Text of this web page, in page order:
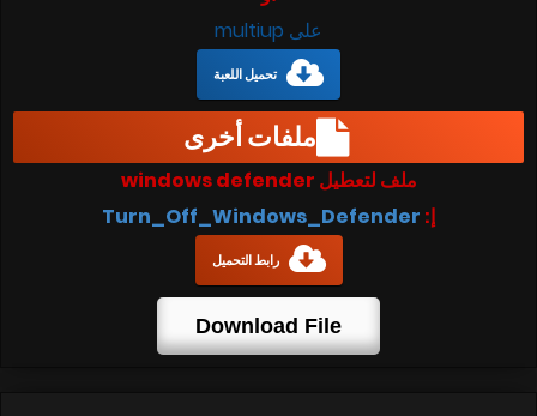
على multiup
تحميل اللعبة
ملفات أخرى
ملف لتعطيل windows defender
إ: Turn_Off_Windows_Defender
رابط التحميل
Download File